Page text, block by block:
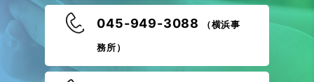
045-949-3088 （横浜事
務所）